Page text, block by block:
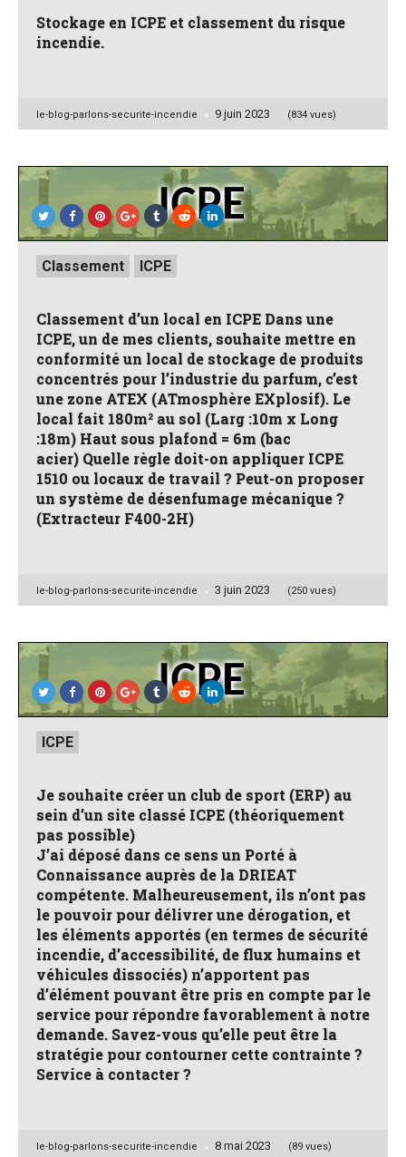
Stockage en ICPE et classement du risque
incendie.
Posted
le-blog-parlons-securite-incendie 9 juin 2023 (834 vues)
Posted
inClassement ICPE
Classement d’un local en ICPE Dans une
ICPE, un de mes clients, souhaite mettre en
conformité un local de stockage de produits
concentrés pour l’industrie du parfum, c’est
une zone ATEX (ATmosphère EXplosif). Le
local fait 180m² au sol (Larg :10m x Long
:18m) Haut sous plafond = 6m (bac
acier) Quelle règle doit-on appliquer ICPE
1510 ou locaux de travail ? Peut-on proposer
un système de désenfumage mécanique ?
(Extracteur F400-2H)
Posted
le-blog-parlons-securite-incendie 3 juin 2023 (250 vues)
Posted
inICPE
Je souhaite créer un club de sport (ERP) au
sein d’un site classé ICPE (théoriquement
pas possible)
J’ai déposé dans ce sens un Porté à
Connaissance auprès de la DRIEAT
compétente. Malheureusement, ils n’ont pas
le pouvoir pour délivrer une dérogation, et
les éléments apportés (en termes de sécurité
incendie, d’accessibilité, de flux humains et
véhicules dissociés) n’apportent pas
d’élément pouvant être pris en compte par le
service pour répondre favorablement à notre
demande. Savez-vous qu’elle peut être la
stratégie pour contourner cette contrainte ?
Service à contacter ?
Posted
le-blog-parlons-securite-incendie 8 mai 2023 (89 vues)